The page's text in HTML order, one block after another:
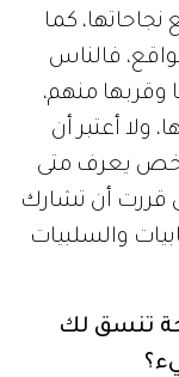
كما
فالناس
وقربها منهم،
ولا أعتبر أن
يعرف متى
قررت أن تشارك
والسلبيات
تنسق لك